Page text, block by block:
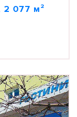
2 077 м²